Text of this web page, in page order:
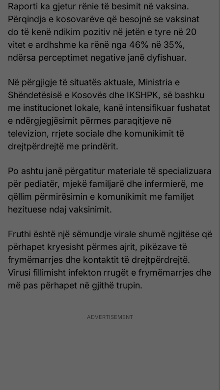
Raporti ka gjetur rënie të besimit në vaksina.
Përqindja e kosovarëve që besojnë se vaksinat
do të kenë ndikim pozitiv në jetën e tyre në 20
vitet e ardhshme ka rënë nga 46% në 35%,
ndërsa perceptimet negative janë dyfishuar.
Në përgjigje të situatës aktuale, Ministria e
Shëndetësisë e Kosovës dhe IKSHPK, së bashku
me institucionet lokale, kanë intensifikuar fushatat
e ndërgjegjësimit përmes paraqitjeve në
televizion, rrjete sociale dhe komunikimit të
drejtpërdrejtë me prindërit.
Po ashtu janë përgatitur materiale të specializuara
për pediatër, mjekë familjarë dhe infermierë, me
qëllim përmirësimin e komunikimit me familjet
hezituese ndaj vaksinimit.
Fruthi është një sëmundje virale shumë ngjitëse që
përhapet kryesisht përmes ajrit, pikëzave të
frymëmarrjes dhe kontaktit të drejtpërdrejtë.
Virusi fillimisht infekton rrugët e frymëmarrjes dhe
më pas përhapet në gjithë trupin.